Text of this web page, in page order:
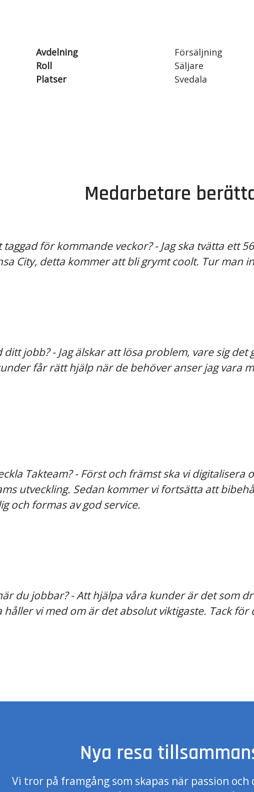
Avdelning
Försäljning
Roll
Säljare
Platser
Svedala
Medarbetare
för kommande veckor? - Jag ska tvätta ett
City, detta kommer att bli grymt coolt. Tur man
jobb? - Jag älskar att lösa problem, vare sig
får rätt hjälp när de behöver anser jag vara
Takteam? - Först och främst ska vi digitalisera
utveckling. Sedan kommer vi fortsätta att
och formas av god service.
du jobbar? - Att hjälpa våra kunder är det som
vi med om är det absolut viktigaste. Tack
Nya resa
Vi tror på framgång som skapas när passion